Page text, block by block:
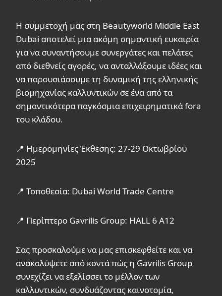
Η συμμετοχή μας στη Beautyworld Middle East
Dubai αποτελεί μια ακόμη σημαντική ευκαιρία
για να συναντήσουμε συνεργάτες και πελάτες
από διεθνείς αγορές, να ανταλλάξουμε ιδέες και
να παρουσιάσουμε τη δυναμική της ελληνικής
βιομηχανίας καλλυντικών σε ένα από τα
σημαντικότερα παγκόσμια επιχειρηματικά fora
του κλάδου.
📍 Ημερομηνίες Έκθεσης: 27-29 Οκτωβρίου
2025
📍 Τοποθεσία: Dubai World Trade Centre
📍 Περίπτερο Gavrilis Group: HALL 6 A12
Σας προσκαλούμε να μας επισκεφθείτε και να
ανακαλύψετε από κοντά πώς η Gavrilis Group
συνεχίζει να εξελίσσει το μέλλον των
καλλυντικών, συνδυάζοντας καινοτομία,